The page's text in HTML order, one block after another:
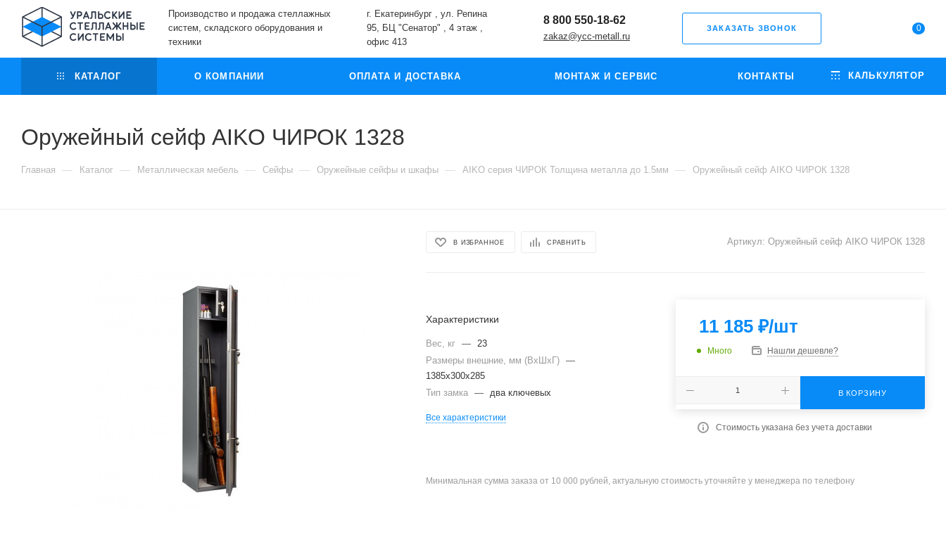
Производство и продажа стеллажных
систем, складского оборудования и
техники
г. Екатеринбург , ул. Репина
95, БЦ "Сенатор" , 4 этаж ,
офис 413
8 800 550-18-62
zakaz@ycc-metall.ru
ЗАКАЗАТЬ ЗВОНОК 0
КАТАЛОГ О КОМПАНИИ ОПЛАТА И ДОСТАВКА МОНТАЖ И СЕРВИС КОНТАКТЫ КАЛЬКУЛЯТОР
Оружейный сейф AIKO ЧИРОК 1328
Главная — Каталог — Металлическая мебель — Сейфы — Оружейные сейфы и шкафы — AIKO серия ЧИРОК Толщина металла до 1.5мм — Оружейный сейф AIKO ЧИРОК 1328
В ИЗБРАННОЕ СРАВНИТЬ Артикул: Оружейный сейф AIKO ЧИРОК 1328
Характеристики
Вес, кг —
23
Размеры внешние, мм (ВхШхГ)
—
1385x300x285
Тип замка
— два ключевых
Все характеристики
11 185₽/шт
Много Нашли дешевле?
В КОРЗИНУ
Стоимость указана без учета доставки
Минимальная сумма заказа от 10 000 рублей, актуальную стоимость уточняйте у менеджера по телефону